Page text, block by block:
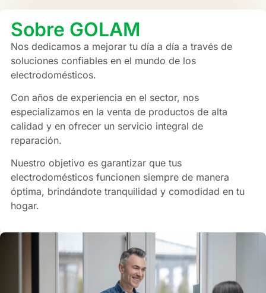
Sobre GOLAM
Nos dedicamos a mejorar tu día a día a través de
soluciones confiables en el mundo de los
electrodomésticos.
Con años de experiencia en el sector, nos
especializamos en la venta de productos de alta
calidad y en ofrecer un servicio integral de
reparación.
Nuestro objetivo es garantizar que tus
electrodomésticos funcionen siempre de manera
óptima, brindándote tranquilidad y comodidad en tu
hogar.